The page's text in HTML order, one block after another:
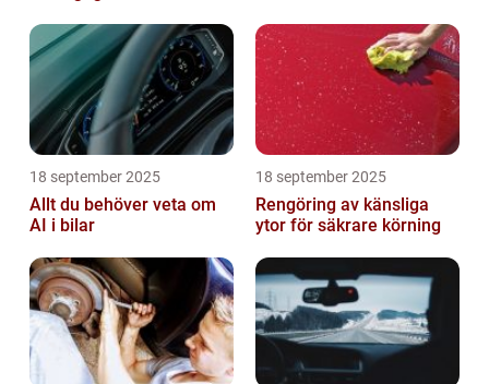
18 september 2025
Allt du behöver veta om
AI i bilar
18 september 2025
Rengöring av känsliga
ytor för säkrare körning